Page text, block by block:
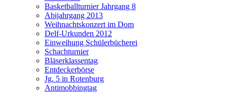
Basketballturnier Jahrgang 8
Abijahrgang 2013
Weihnachtskonzert im Dom
Delf-Urkunden 2012
Einweihung Schülerbücherei
Schachturnier
Bläserklassentag
Entdeckerbörse
Jg. 5 in Rotenburg
Antimobbingtag